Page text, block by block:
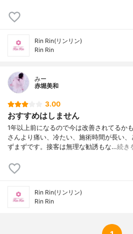
Rin Rin(リンリン)
Rin Rin
みー
赤堀美和
3.00
おすすめはしません
1年以上前になるので今は改善されてるか
さんより痛い、冷たい、施術時間が長い
ずまずです。接客は無理な勧誘もな…続き
Rin Rin(リンリン)
Rin Rin